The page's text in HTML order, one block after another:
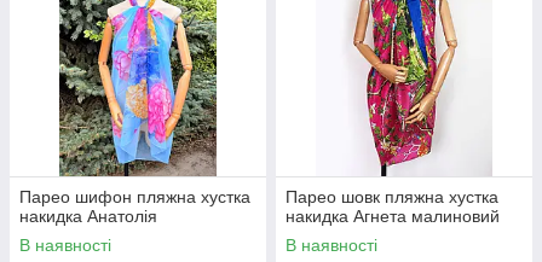
Парео шифон пляжна хустка
накидка Анатолія
В наявності
Парео шовк пляжна хустка
накидка Агнета малиновий
В наявності